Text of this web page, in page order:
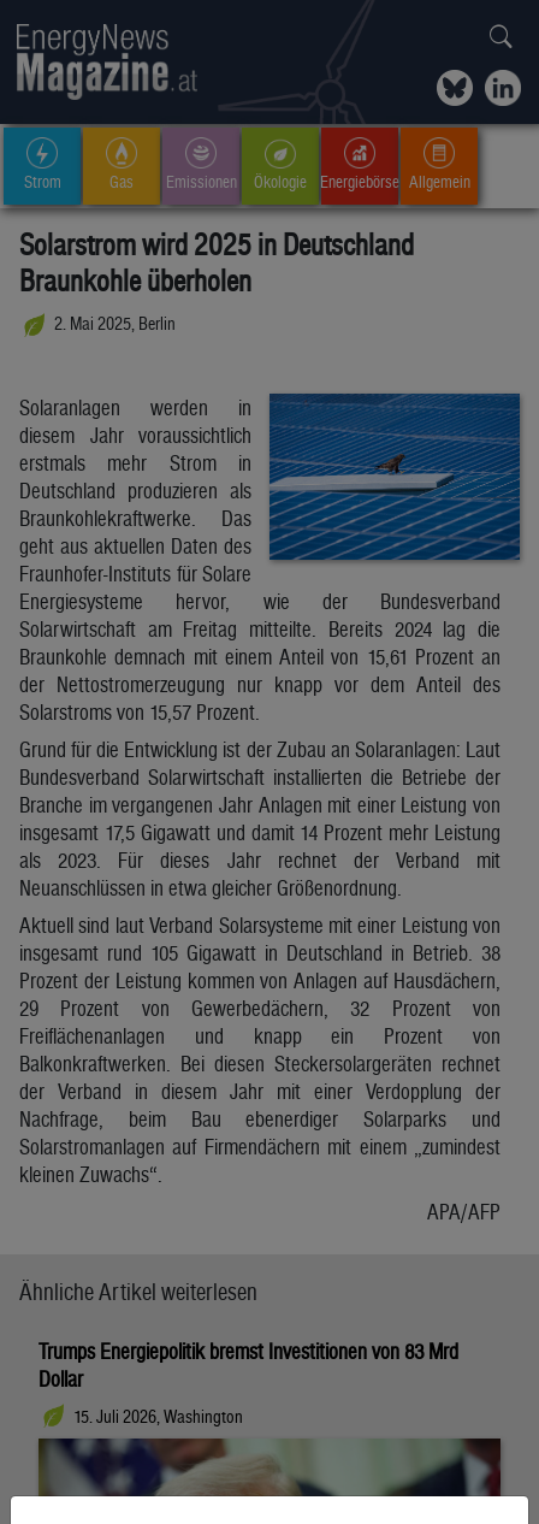
Strom Gas Emissionen Ökologie Energiebörse Allgemein
Solarstrom wird 2025 in Deutschland
Braunkohle überholen
2. Mai 2025, Berlin
Solaranlagen werden in
diesem Jahr voraussichtlich
erstmals mehr Strom in
Deutschland produzieren als
Braunkohlekraftwerke. Das
geht aus aktuellen Daten des
Fraunhofer-Instituts für Solare
Energiesysteme hervor, wie der Bundesverband
Solarwirtschaft am Freitag mitteilte. Bereits 2024 lag die
Braunkohle demnach mit einem Anteil von 15,61 Prozent an
der Nettostromerzeugung nur knapp vor dem Anteil des
Solarstroms von 15,57 Prozent.
Grund für die Entwicklung ist der Zubau an Solaranlagen: Laut
Bundesverband Solarwirtschaft installierten die Betriebe der
Branche im vergangenen Jahr Anlagen mit einer Leistung von
insgesamt 17,5 Gigawatt und damit 14 Prozent mehr Leistung
als 2023. Für dieses Jahr rechnet der Verband mit
Neuanschlüssen in etwa gleicher Größenordnung.
Aktuell sind laut Verband Solarsysteme mit einer Leistung von
insgesamt rund 105 Gigawatt in Deutschland in Betrieb. 38
Prozent der Leistung kommen von Anlagen auf Hausdächern,
29 Prozent von Gewerbedächern, 32 Prozent von
Freiflächenanlagen und knapp ein Prozent von
Balkonkraftwerken. Bei diesen Steckersolargeräten rechnet
der Verband in diesem Jahr mit einer Verdopplung der
Nachfrage, beim Bau ebenerdiger Solarparks und
Solarstromanlagen auf Firmendächern mit einem „zumindest
kleinen Zuwachs“.
APA/AFP
Ähnliche Artikel weiterlesen
Trumps Energiepolitik bremst Investitionen von 83 Mrd
Dollar
15. Juli 2026, Washington